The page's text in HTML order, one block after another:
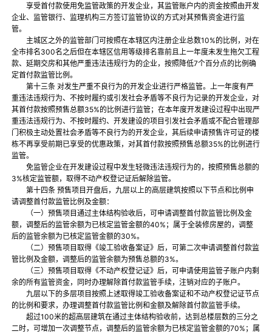
享受首付款使用免监管政策的开发企业，其监管账户内的资金按照由开发
企业、监管银行、监理机构三方签订监管协议的方式对其预售资金进行监
管。
主城区之外的监管部门可按照在本辖区内注册企业总数10%的比例，对在
全市排名300名之后但在本辖区信用等级排名靠前且上一年度未发生拖欠工程
款、延期交房和其他严重违法违规行为的企业，按照降低7个百分点的比例确
定首付款监管比例。
第十三条 对发生严重不良行为的开发企业进行严格监管。上一年度有严
重违法违规行为、不按时履约或引发社会矛盾等不良行为记录的开发企业，对
其首付款按照预售总额35%的比例进行监管；在本年度开发建设过程中出现严
重违法违规行为、不按时履约、开发建设的项目引发社会矛盾或不配合管理部
门积极主动处置社会矛盾等不良行为的开发企业，其后续申请预售许可证的楼
栋不再享受前期已享受的优惠政策，对其首付款按照预售总额35%的比例进行
监管。
免监管企业在开发建设过程中发生轻微违法违规行为的，按照预售总额的
3%核定监管额，取得不动产权登记证后解除监管。
第十四条 预售项目开盘后，九层以上的高层建筑按照以下节点和比例申
请调整首付款监管比例及金额：
（一）预售项目通过主体结构验收后，可申请调整首付款监管比例及金
额，调整后的监管余额为已核定监管金额的40%；属于全装修房屋的，调整
后的监管余额为已核定监管金额的30%。
（二）预售项目取得《竣工验收备案证》后，可第二次申请调整首付款监
管比例及金额，调整后的监管余额为预售总额的3%。
（三）预售项目取得《不动产权登记证》后，可申请使用监管子账户内剩
余的所有监管资金，同时办理解除首付款监管手续，注销对应的子账户。
九层以下的多层项目按照上述取得竣工验收备案证和不动产权登记证节点
的比例和要求，办理调整首付款监管比例和金额及解除首付款监管手续。
超过100米的超高层建筑在通过主体结构验收前，达到总楼层数的三分之
二时，可增加一次调整节点，调整后的监管余额为已核定监管金额的70%；属